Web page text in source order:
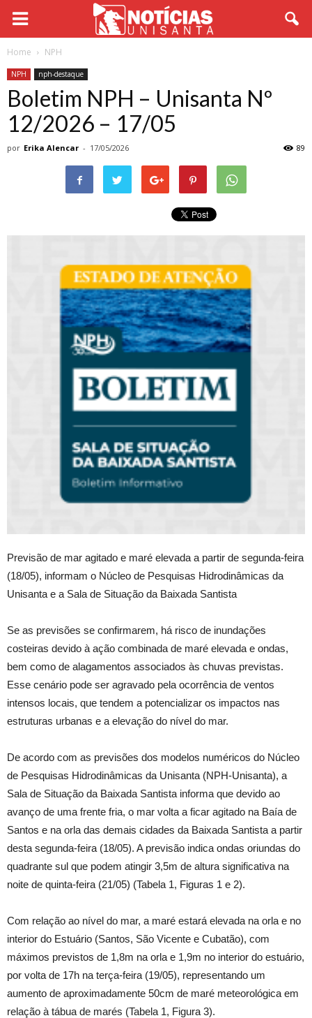
Home NPH
NPH nph-destaque
Boletim NPH – Unisanta Nº
12/2026 – 17/05
por Erika Alencar - 17/05/2026 89
Previsão de mar agitado e maré elevada a partir de segunda-feira
(18/05), informam o Núcleo de Pesquisas Hidrodinâmicas da
Unisanta e a Sala de Situação da Baixada Santista
Se as previsões se confirmarem, há risco de inundações
costeiras devido à ação combinada de maré elevada e ondas,
bem como de alagamentos associados às chuvas previstas.
Esse cenário pode ser agravado pela ocorrência de ventos
intensos locais, que tendem a potencializar os impactos nas
estruturas urbanas e a elevação do nível do mar.
De acordo com as previsões dos modelos numéricos do Núcleo
de Pesquisas Hidrodinâmicas da Unisanta (NPH-Unisanta), a
Sala de Situação da Baixada Santista informa que devido ao
avanço de uma frente fria, o mar volta a ficar agitado na Baía de
Santos e na orla das demais cidades da Baixada Santista a partir
desta segunda-feira (18/05). A previsão indica ondas oriundas do
quadrante sul que podem atingir 3,5m de altura significativa na
noite de quinta-feira (21/05) (Tabela 1, Figuras 1 e 2).
Com relação ao nível do mar, a maré estará elevada na orla e no
interior do Estuário (Santos, São Vicente e Cubatão), com
máximos previstos de 1,8m na orla e 1,9m no interior do estuário,
por volta de 17h na terça-feira (19/05), representando um
aumento de aproximadamente 50cm de maré meteorológica em
relação à tábua de marés (Tabela 1, Figura 3).